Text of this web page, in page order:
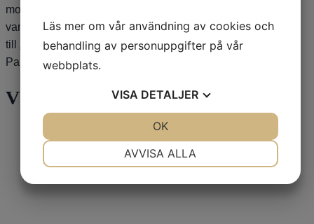
motoriska, där just stresskänslighet troligen är det allra
vanligaste. Eller så kan du hänivsa
till Alltomparkinson.seeller något avsnitt av
Parkinsonpodden där vi pratar om sådant. /Dag Nyholm
Våra sponsorer
Läs mer om vår användning av cookies och
behandling av personuppgifter på vår
webbplats.
VISA DETALJER
AVVISA ALLA
OK